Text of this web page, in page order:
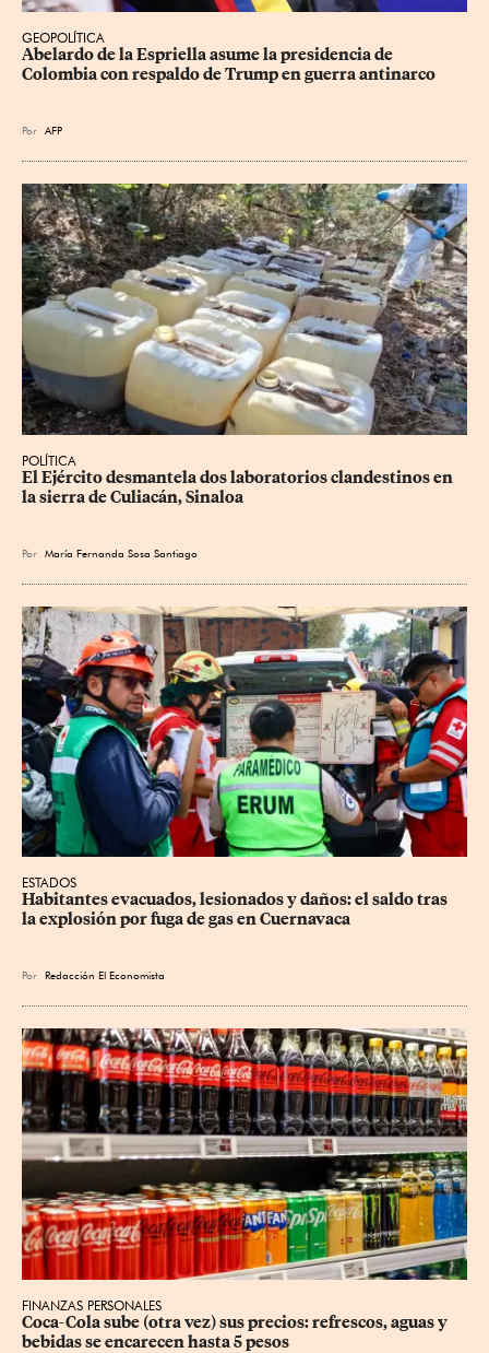
GEOPOLÍTICA
Abelardo de la Espriella asume la presidencia de
Colombia con respaldo de Trump en guerra antinarco
Por AFP
POLÍTICA
El Ejército desmantela dos laboratorios clandestinos en
la sierra de Culiacán, Sinaloa
Por María Fernanda Sosa Santiago
ESTADOS
Habitantes evacuados, lesionados y daños: el saldo tras
la explosión por fuga de gas en Cuernavaca
Por Redacción El Economista
FINANZAS PERSONALES
Coca-Cola sube (otra vez) sus precios: refrescos, aguas y
bebidas se encarecen hasta 5 pesos